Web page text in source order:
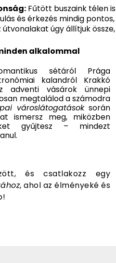
Fűtött buszaink télen
és érkezés mindig
útvonalakat úgy állítjuk
alkalommal
sétáról Prága
kalandról Krakkó
adventi vásárok ünnepi
megtalálod a számodra
városlátogatásoksorán
ismersz meg, miközben
gyűjtesz – mindezt
és csatlakozz egy
, ahol az élményeké és